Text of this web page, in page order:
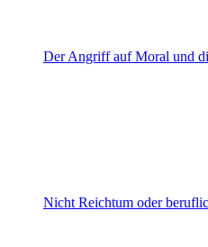
Der Angriff auf Moral und
Nicht Reichtum oder